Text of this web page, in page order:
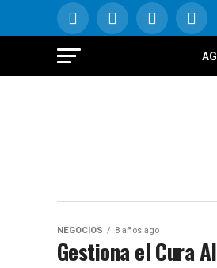
NEGOCIOS 8 años ago
Gestiona el Cura